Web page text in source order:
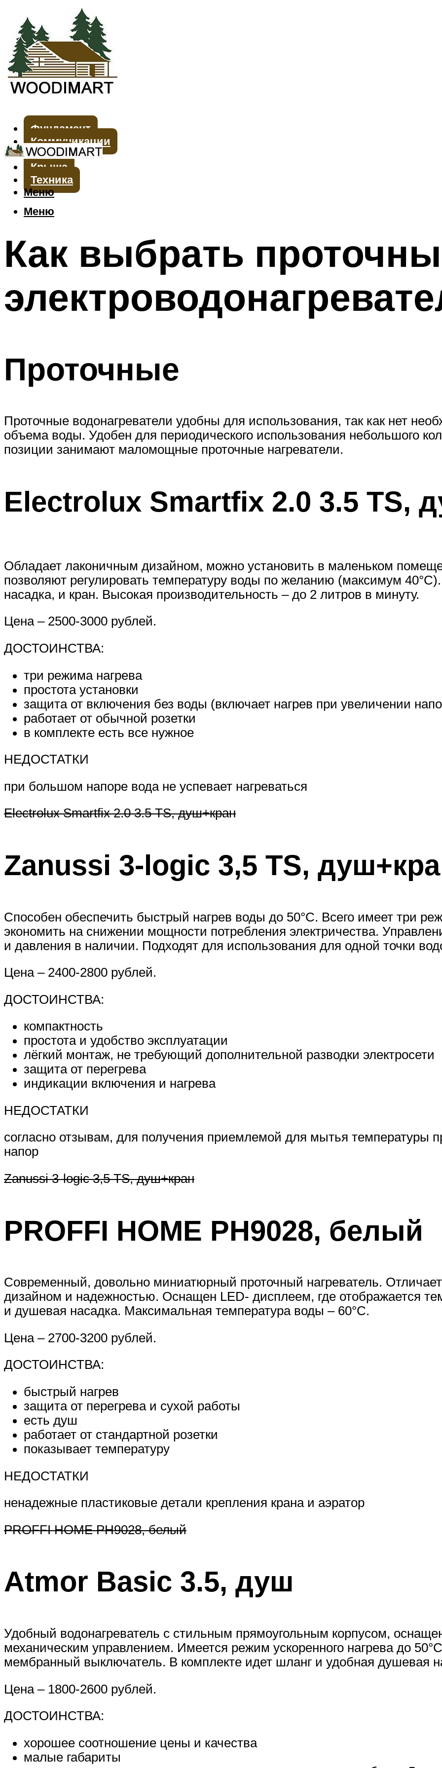
Фундамент
Коммуникации
Стены
Крыша
Техника
Меню
Меню
Как выбрать
Проточные
Проточные водонагреватели удобны для использования, так как нет
объема воды. Удобен для периодического использования небольшого
позиции занимают маломощные проточные нагреватели.
Electrolux Smartfix 2.0 3.5 TS,
Обладает лаконичным дизайном, можно установить в маленьком
позволяют регулировать температуру воды по желанию (максимум
насадка, и кран. Высокая производительность – до 2 литров в минуту.
Цена – 2500-3000 рублей.
ДОСТОИНСТВА:
три режима нагрева
простота установки
защита от включения без воды (включает нагрев при увеличении
работает от обычной розетки
в комплекте есть все нужное
НЕДОСТАТКИ
при большом напоре вода не успевает нагреваться
Electrolux Smartfix 2.0 3.5 TS, душ+кран
Zanussi 3-logic 3,5 TS,
Способен обеспечить быстрый нагрев воды до 50°С. Всего имеет три
экономить на снижении мощности потребления электричества.
и давления в наличии. Подходят для использования для одной точки
Цена – 2400-2800 рублей.
ДОСТОИНСТВА:
компактность
простота и удобство эксплуатации
лёгкий монтаж, не требующий дополнительной разводки электросети
защита от перегрева
индикации включения и нагрева
НЕДОСТАТКИ
согласно отзывам, для получения приемлемой для мытья температуры
напор
Zanussi 3-logic 3,5 TS, душ+кран
PROFFI HOME PH9028, белый
Современный, довольно миниатюрный проточный нагреватель.
дизайном и надежностью. Оснащен LED- дисплеем, где отображается
и душевая насадка. Максимальная температура воды – 60°С.
Цена – 2700-3200 рублей.
ДОСТОИНСТВА:
быстрый нагрев
защита от перегрева и сухой работы
есть душ
работает от стандартной розетки
показывает температуру
НЕДОСТАТКИ
ненадежные пластиковые детали крепления крана и аэратор
PROFFI HOME PH9028, белый
Atmor Basic 3.5, душ
Удобный водонагреватель с стильным прямоугольным корпусом,
механическим управлением. Имеется режим ускоренного нагрева до
мембранный выключатель. В комплекте идет шланг и удобная душевая
Цена – 1800-2600 рублей.
ДОСТОИНСТВА:
хорошее соотношение цены и качества
малые габариты